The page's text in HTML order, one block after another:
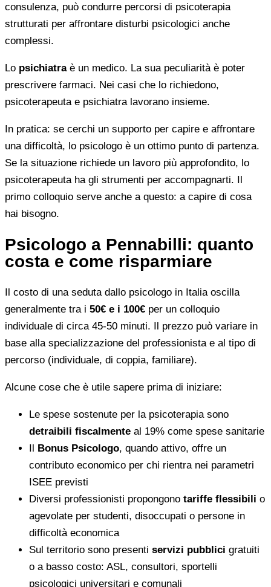
consulenza, può condurre percorsi di psicoterapia
strutturati per affrontare disturbi psicologici anche
complessi.
Lo psichiatraè un medico. La sua peculiarità è poter
prescrivere farmaci. Nei casi che lo richiedono,
psicoterapeuta e psichiatra lavorano insieme.
In pratica: se cerchi un supporto per capire e affrontare
una difficoltà, lo psicologo è un ottimo punto di partenza.
Se la situazione richiede un lavoro più approfondito, lo
psicoterapeuta ha gli strumenti per accompagnarti. Il
primo colloquio serve anche a questo: a capire di cosa
hai bisogno.
Psicologo a Pennabilli: quanto
costa e come risparmiare
Il costo di una seduta dallo psicologo in Italia oscilla
generalmente tra i 50€ e i 100€ per un colloquio
individuale di circa 45-50 minuti. Il prezzo può variare in
base alla specializzazione del professionista e al tipo di
percorso (individuale, di coppia, familiare).
Alcune cose che è utile sapere prima di iniziare:
Le spese sostenute per la psicoterapia sono
detraibili fiscalmente al 19% come spese sanitarie
Il Bonus Psicologo, quando attivo, offre un
contributo economico per chi rientra nei parametri
ISEE previsti
Diversi professionisti propongono tariffe flessibili o
agevolate per studenti, disoccupati o persone in
difficoltà economica
Sul territorio sono presenti servizi pubblici gratuiti
o a basso costo: ASL, consultori, sportelli
psicologici universitari e comunali